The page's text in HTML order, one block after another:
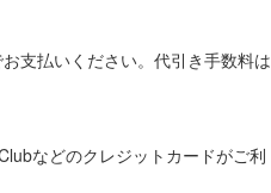
支払いください。代引き手数料は
などのクレジットカードがご利